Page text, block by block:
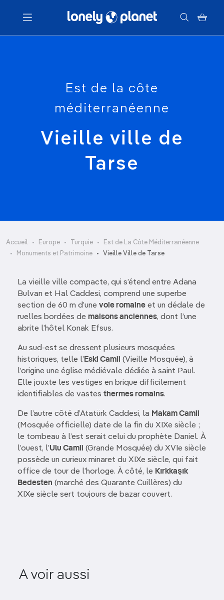
Menu
Votre recherche
Est de la côte
méditerranéenne
Vieille ville de
Tarse
Accueil Europe Turquie
Est de La Côte Méditerranéenne
Monuments et Patrimoine
Vieille Ville de Tarse
La vieille ville compacte, qui s’étend entre Adana
Bulvarı et Hal Caddesi, comprend une superbe
section de 60 m d’une voie romaine et un dédale de
ruelles bordées de maisons anciennes, dont l’une
abrite l’hôtel Konak Efsus.
Au sud-est se dressent plusieurs mosquées
historiques, telle l’ Eski Camii
(Vieille Mosquée), à
l’origine une église médiévale dédiée à saint Paul.
Elle jouxte les vestiges en brique difficilement
identifiables de vastes thermes romains.
De l’autre côté d’Atatürk Caddesi, la Makam Camii
(Mosquée officielle) date de la fin du XIXe siècle ;
le tombeau à l’est serait celui du prophète Daniel. À
l’ouest, l’Ulu Camii
(Grande Mosquée) du XVIe siècle
possède un curieux minaret du XIXe siècle, qui fait
office de tour de l’horloge. À côté, le Kırkkaşık
Bedesten (marché des Quarante Cuillères) du
XIXe siècle sert toujours de bazar couvert.
A voir aussi
Tersane